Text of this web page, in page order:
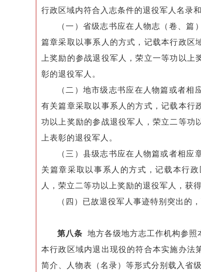
行政区域内符合入志条件的退役军人名录
（一）省级志书应在人物志（卷、
篇章采取以事系人的方式，记载本行政区
上奖励的参战退役军人，荣立一等功以上
彰的退役军人。
（二）地市级志书应在人物篇或者
有关篇章采取以事系人的方式，记载本行
功以上奖励的参战退役军人，荣立二等功
上表彰的退役军人。
（三）县级志书应在人物篇或者相
关篇章采取以事系人的方式，记载本行
人，荣立二等功以上奖励的退役军人，获
（四）已故退役军人事迹特别突出的
第八条 地方各级地方志工作机构参
本行政区域内退出现役的符合本实施办法
简介、人物表（名录）等形式分别载入省